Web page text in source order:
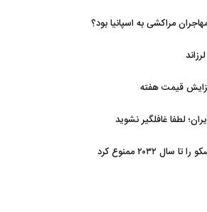
مراکشی به اسپانیا بود؟
قیمت هفته
لطفا غافلگیر نشوید
۲۰۳۲ ممنوع کرد